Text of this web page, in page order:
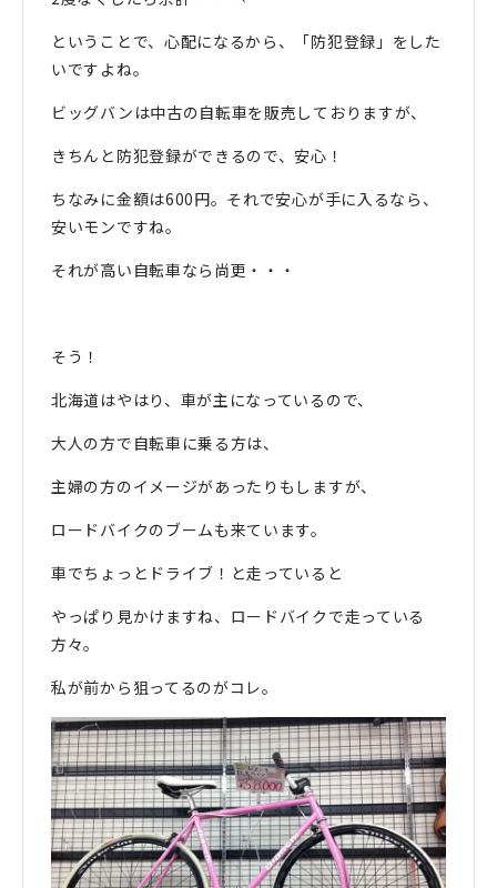
ということで、心配になるから、「防犯登録」をした
いですよね。
ビッグバンは中古の自転車を販売しておりますが、
きちんと防犯登録ができるので、安心！
ちなみに金額は600円。それで安心が手に入るなら、
安いモンですね。
それが高い自転車なら尚更・・・
そう！
北海道はやはり、車が主になっているので、
大人の方で自転車に乗る方は、
主婦の方のイメージがあったりもしますが、
ロードバイクのブームも来ています。
車でちょっとドライブ！と走っていると
やっぱり見かけますね、ロードバイクで走っている
方々。
私が前から狙ってるのがコレ。